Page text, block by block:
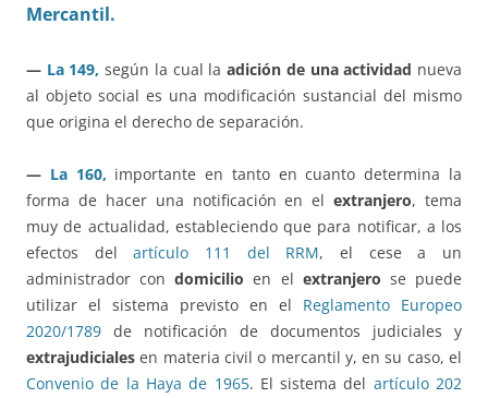
Mercantil.
— La 149, según la cual la adición de una actividad nueva
al objeto social es una modificación sustancial del mismo
que origina el derecho de separación.
— La 160, importante en tanto en cuanto determina la
forma de hacer una notificación en elextranjero, tema
muy de actualidad, estableciendo que para notificar, a los
efectos delartículo 111 del RRM, el cese a un
administrador condomicilio en el extranjero se puede
utilizar el sistema previsto en el Reglamento Europeo
2020/1789 de notificación de documentos judiciales y
extrajudiciales en materia civil o mercantil y, en su caso, el
Convenio de la Haya de 1965. El sistema del artículo 202